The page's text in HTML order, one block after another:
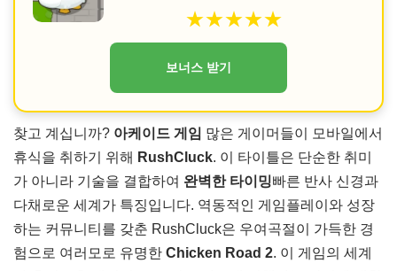
★★★★★
보너스 받기
찾고 계십니까? 아케이드 게임 많은 게이머들이 모바일에서
휴식을 취하기 위해 RushCluck. 이 타이틀은 단순한 취미
가 아니라 기술을 결합하여 완벽한 타이밍빠른 반사 신경과
다채로운 세계가 특징입니다. 역동적인 게임플레이와 성장
하는 커뮤니티를 갖춘 RushCluck은 우여곡절이 가득한 경
험으로 여러모로 유명한 Chicken Road 2. 이 게임의 세계